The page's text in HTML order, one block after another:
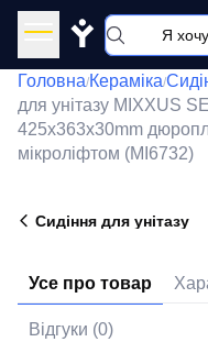
Y
Головна/Кераміка/
для унітазу MIXXUS
425х363х30mm
мікроліфтом (MI6732)
Сидіння для унітазу
Усе про товар
Відгуки (0)